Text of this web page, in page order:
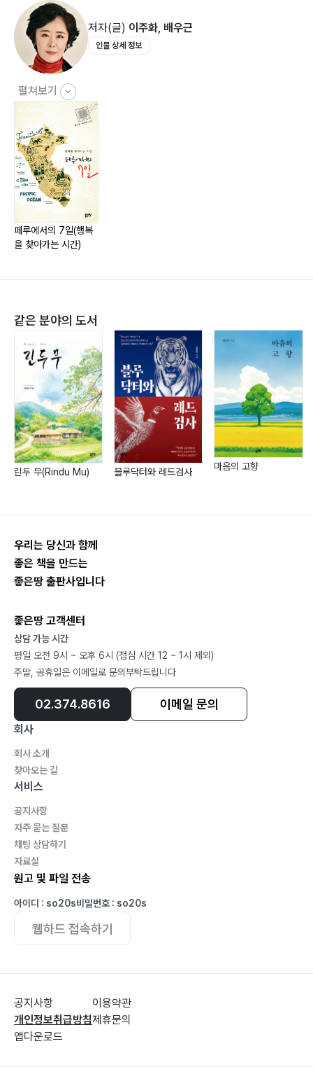
공항에서의 단잠 38
몽골족과 아메리카 원주민 42
핑크가 아닌 블루 46
사라진 수화물 50
리마의 택시 55
Day #3
남미와 스페인어 60
리마에서 쿠스코로 66
쿠스코의 한국 여행사 69
태도와 원칙 사이 75
부족하면 조금 불편할 뿐 79
Day #4
분출 90
신성한 계곡 투어 95
페루레일 101
김치 폭탄 104
Day #5
마추픽추 110
영원한 것은 없다 117
Day #6
버킷리스트 128
버기는 비행한다 140
샌드보드와 노을 148
사막의 빛나는 밤 154
긴 하루를 마치며 159
Day #7
다시 리마로 164
여행을 선택한 이유 171
Day #8
일몰 176
저자(글) 이주화, 배우근
인물 상세 정보
펼쳐보기
페루에서의 7일(행복
을 찾아가는 시간)
같은 분야의 도서
린두 무(Rindu Mu) 블루닥터와 레드검사 마음의 고향
우리는 당신과 함께
좋은 책을 만드는
좋은땅 출판사입니다
좋은땅 고객센터
상담 가능 시간
평일 오전 9시 ~ 오후 6시 (점심 시간 12 ~ 1시 제외)
주말, 공휴일은 이메일로 문의부탁드립니다
02.374.8616 이메일 문의
회사
회사 소개
찾아오는 길
서비스
공지사항
자주 묻는 질문
채팅 상담하기
자료실
원고 및 파일 전송
아이디 : so20s비밀번호 : so20s
웹하드 접속하기
공지사항
개인정보취급방침
앱다운로드
이용약관
제휴문의